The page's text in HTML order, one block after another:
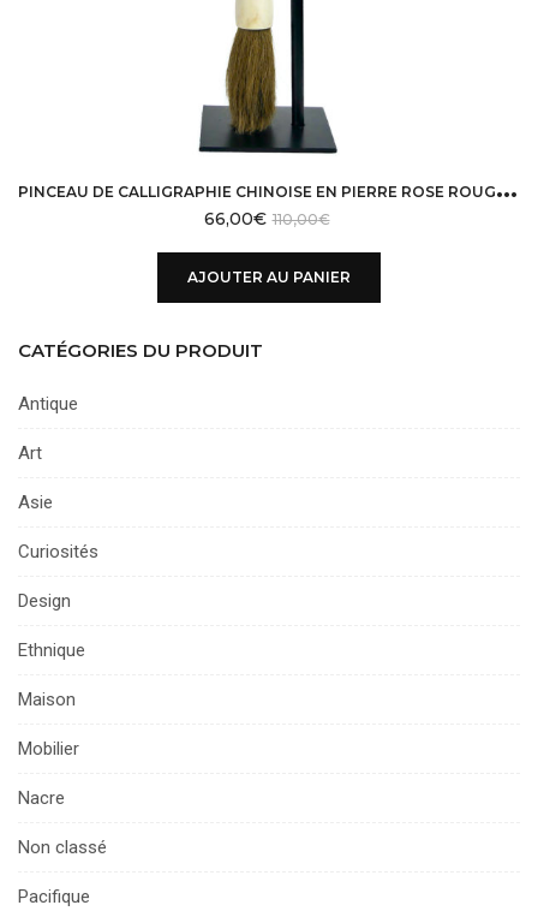
P
INCEAU DE CALLIGRAPHIE CHINOISE EN PIERRE ROSE ROUGE SUSPENDU SUR SUPPORT MÉTALLIQUE
110,00€
66,00€
AJOUTER AU PANIER
CATÉGORIES DU PRODUIT
Antique
Art
Asie
Curiosités
Design
Ethnique
Maison
Mobilier
Nacre
Non classé
Pacifique